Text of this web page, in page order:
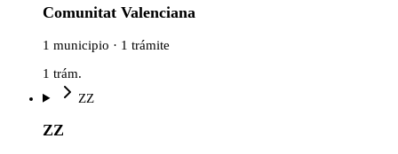
Comunitat Valenciana
1 municipio · 1 trámite
1 trám.
ZZ
ZZ